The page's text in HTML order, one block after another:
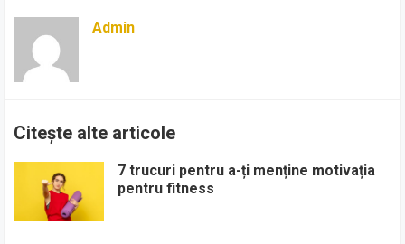
Admin
Citește alte articole
7 trucuri pentru a-ți menține motivația
pentru fitness